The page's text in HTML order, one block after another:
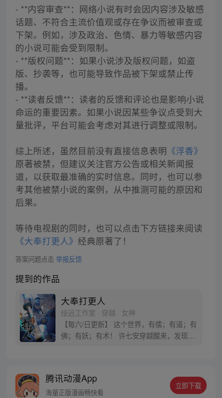
- **内容审查**：网络小说有时会因内容涉及敏感
话题、不符合主流价值观或存在争议而被审查或
下架。例如，涉及政治、色情、暴力等敏感内容
的小说可能会受到限制。
- **版权问题**：如果小说涉及版权问题，如盗
版、抄袭等，也可能导致作品被下架或禁止传
播。
- **读者反馈**：读者的反馈和评论也是影响小说
命运的重要因素。如果小说因某些争议点受到大
量批评，平台可能会考虑对其进行调整或限制。
综上所述，虽然目前没有直接信息表明 《浮香》
原著被禁，但建议关注官方公告或相关新闻报
道，以获取最准确的实时信息。同时，也可以参
考其他被禁小说的案例，从中推测可能的原因和
后果。
等待电视剧的同时，也可以点击下方链接来阅读
《大奉打更人》 经典原著了！
答案问题点击 举报反馈
提到的作品
大奉打更人
绘远工作室 · 穿越 · 女神
【每六/日更新】 这个世界，有儒；有道；有
佛；有妖；有术！ 许七安穿越醒来，发现自
者卖报小郎君同名小说 QQ群号：
799493374
腾讯动漫App
海量正版漫画畅快看
立即下载